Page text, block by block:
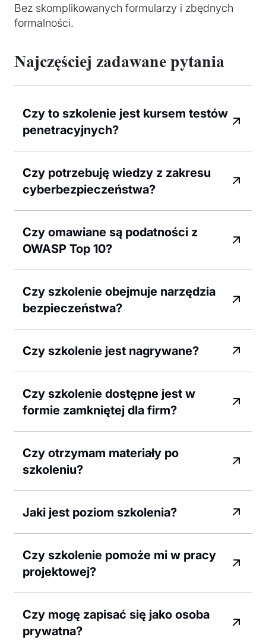
Bez skomplikowanych formularzy i zbędnych
formalności.
Najczęściej zadawane pytania
Czy to szkolenie jest kursem testów
penetracyjnych?
Czy potrzebuję wiedzy z zakresu
cyberbezpieczeństwa?
Czy omawiane są podatności z
OWASP Top 10?
Czy szkolenie obejmuje narzędzia
bezpieczeństwa?
Czy szkolenie jest nagrywane?
Czy szkolenie dostępne jest w
formie zamkniętej dla firm?
Czy otrzymam materiały po
szkoleniu?
Jaki jest poziom szkolenia?
Czy szkolenie pomoże mi w pracy
projektowej?
Czy mogę zapisać się jako osoba
prywatna?